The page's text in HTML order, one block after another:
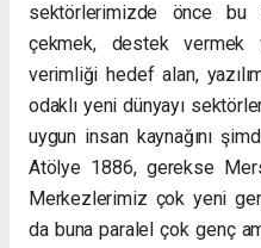
sektörlerimizde önce bu
çekmek, destek vermek
verimliği hedef alan,
odaklı yeni dünyayı
uygun insan kaynağını
Atölye 1886, gerekse
Merkezlerimiz çok yeni
da buna paralel çok genç